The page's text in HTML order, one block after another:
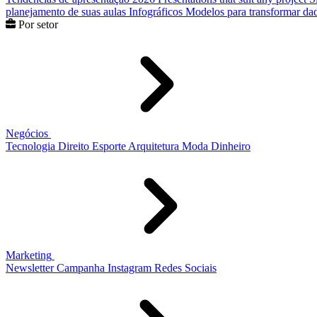
planejamento de suas aulas Infográficos Modelos para transformar
Por setor
Negócios
Tecnologia Direito Esporte Arquitetura Moda Dinheiro
Marketing
Newsletter Campanha Instagram Redes Sociais